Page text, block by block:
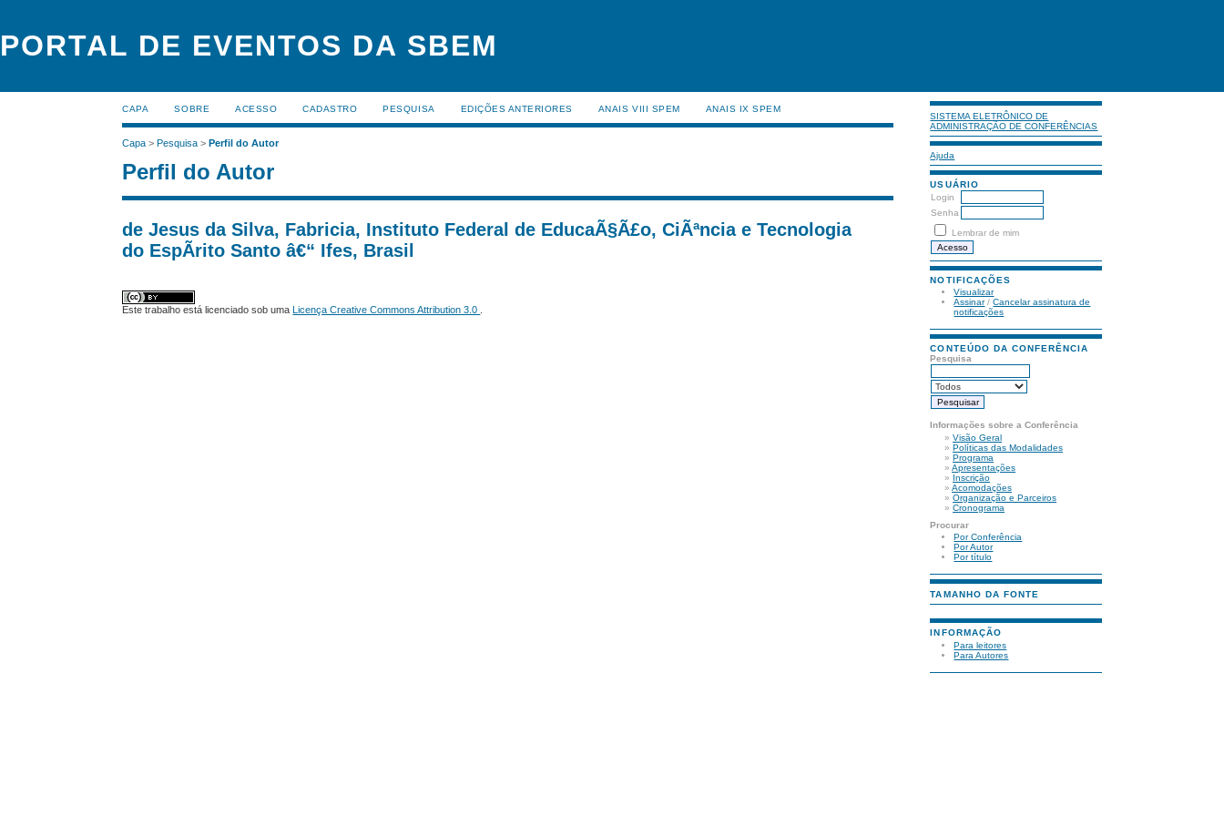
PORTAL DE EVENTOS DA SBEM
SISTEMA ELETRÔNICO DE
ADMINISTRAÇÃO DE CONFERÊNCIAS
Ajuda
USUÁRIO
Login
Senha
Lembrar de mim
NOTIFICAÇÕES
Visualizar
Assinar/Cancelar assinatura de
notificações
CONTEÚDO DA CONFERÊNCIA
Pesquisa
Informações sobre a Conferência
»Visão Geral
»Políticas das Modalidades
»Programa
»Apresentações
» Inscrição
»Acomodações
»Organização e Parceiros
»Cronograma
Procurar
Por Conferência
Por Autor
Por título
TAMANHO DA FONTE
INFORMAÇÃO
Para leitores
Para Autores
CAPA SOBRE ACESSO CADASTRO PESQUISA EDIÇÕES ANTERIORES ANAIS VIII SPEM ANAIS IX SPEM
Capa >Pesquisa >Perfil do Autor
Perfil do Autor
de Jesus da Silva, Fabricia, Instituto Federal de EducaÃ§Ã£o, CiÃªncia e Tecnologia
do EspÃ­rito Santo â€“ Ifes, Brasil
Este trabalho está licenciado sob uma Licença Creative Commons Attribution 3.0